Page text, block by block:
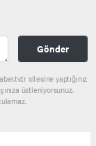
Gönder
sitesine yaptığınız
üstleniyorsunuz.